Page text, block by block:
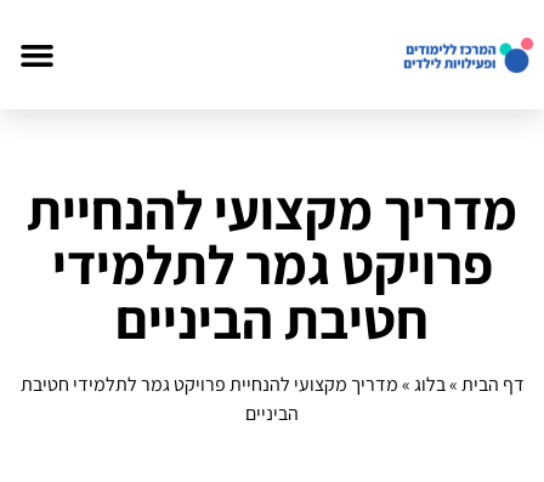
מדריך מקצועי להנחיית
פרויקט גמר לתלמידי
חטיבת הביניים
דף הבית»בלוג»מדריך מקצועי להנחיית פרויקט גמר לתלמידי חטיבת
הביניים